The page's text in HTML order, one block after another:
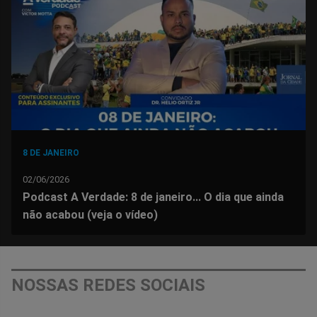
FacebookWhatsappTwitterMessengerTelegramGettr
8 DE JANEIRO
02/06/2026
Podcast A Verdade: 8 de janeiro... O dia que ainda
não acabou (veja o vídeo)
NOSSAS REDES SOCIAIS